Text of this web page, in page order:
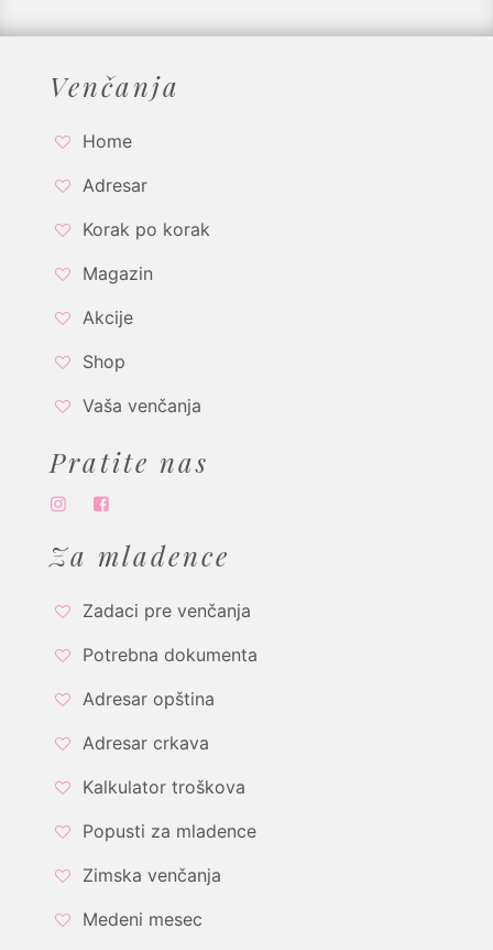
Venčanja
Home
Adresar
Korak po korak
Magazin
Akcije
Shop
Vaša venčanja
Pratite nas
Za mladence
Zadaci pre venčanja
Potrebna dokumenta
Adresar opština
Adresar crkava
Kalkulator troškova
Popusti za mladence
Zimska venčanja
Medeni mesec